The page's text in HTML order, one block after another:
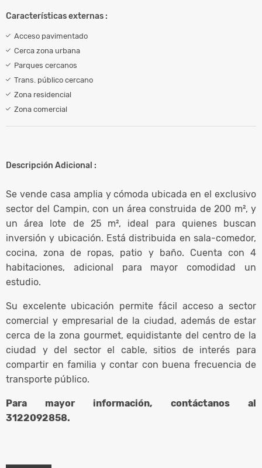
Características externas :
Acceso pavimentado
Cerca zona urbana
Parques cercanos
Trans. público cercano
Zona residencial
Zona comercial
Descripción Adicional :
Se vende casa amplia y cómoda ubicada en el exclusivo
sector del Campin, con un área construida de 200 m², y
un área lote de 25 m², ideal para quienes buscan
inversión y ubicación. Está distribuida en sala-comedor,
cocina, zona de ropas, patio y baño. Cuenta con 4
habitaciones, adicional para mayor comodidad un
estudio.
Su excelente ubicación permite fácil acceso a sector
comercial y empresarial de la ciudad, además de estar
cerca de la zona gourmet, equidistante del centro de la
ciudad y del sector el cable, sitios de interés para
compartir en familia y contar con buena frecuencia de
transporte público.
Para mayor información, contáctanos al
3122092858.